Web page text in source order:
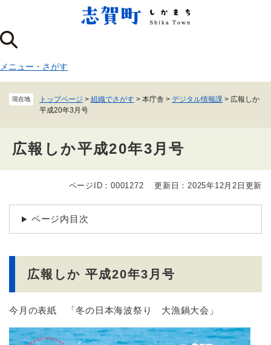
ジ
の
頭
で
メニューを飛ばして本文へ
メニュー ・ さがす
現在地 トップページ > 組織でさがす > 本庁舎 > デジタル情報課 > 広報しか
平成20年3月号
広報しか平成20年3月号
文
ページID：0001272 更新日：2025年12月2日更新
ページ内目次
広報しか 平成20年3月号
今月の表紙 「冬の日本海波祭り 大漁鍋大会」